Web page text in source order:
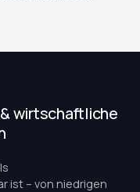
wirtschaftliche
ist – von niedrigen